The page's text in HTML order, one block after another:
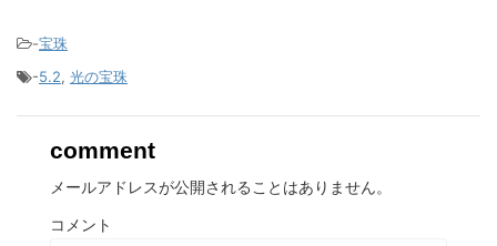
-宝珠
-5.2, 光の宝珠
comment
メールアドレスが公開されることはありません。
コメント